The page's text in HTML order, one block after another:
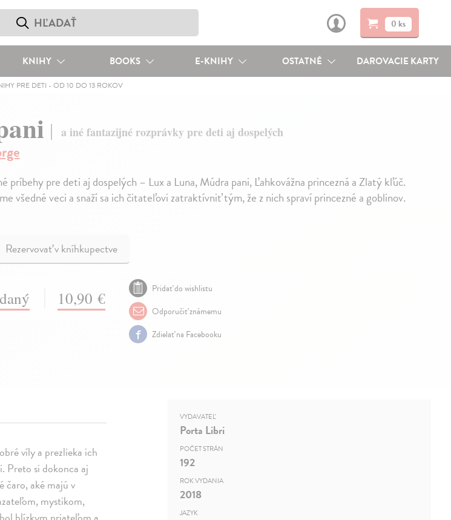
0 ks
KNIHY BOOKS E-KNIHY OSTATNÉ DAROVACIE KARTY
PRE DETI - OD 10 DO 13 ROKOV
a iné fantazijné rozprávky pre deti aj dospelých
príbehy pre deti aj dospelých – Lux a Luna, Múdra pani, Ľahkovážna princezná a Zlatý kľúč.
všedné veci a snaží sa ich čitateľovi zatraktívniť tým, že z nich spraví princezné a goblinov.
Rezervovať v kníhkupectve
10,90 €
Pridať do wishlistu
Odporučiť známemu
Zdielať na Facebooku
víly a prezlieka ich
Preto si dokonca aj
čaro, aké majú v
mystikom,
VYDAVATEĽ
Porta Libri
POČET STRÁN
192
ROK VYDANIA
2018
JAZYK